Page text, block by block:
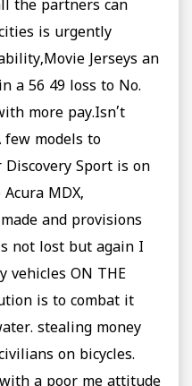
the partners can
is urgently
Jerseys an
a 56 49 loss to No.
more pay.Isn’t
few models to
Sport is on
MDX,
and provisions
not lost but again I
vehicles ON THE
is to combat it
stealing money
on bicycles.
a poor me attitude